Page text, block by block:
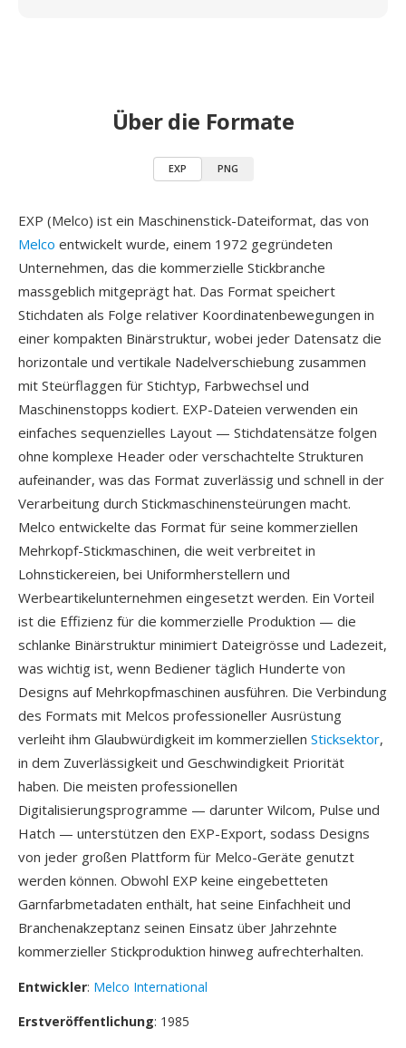
Über die Formate
EXP PNG
EXP (Melco) ist ein Maschinenstick-Dateiformat, das von
Melco entwickelt wurde, einem 1972 gegründeten
Unternehmen, das die kommerzielle Stickbranche
massgeblich mitgeprägt hat. Das Format speichert
Stichdaten als Folge relativer Koordinatenbewegungen in
einer kompakten Binärstruktur, wobei jeder Datensatz die
horizontale und vertikale Nadelverschiebung zusammen
mit Steürflaggen für Stichtyp, Farbwechsel und
Maschinenstopps kodiert. EXP-Dateien verwenden ein
einfaches sequenzielles Layout — Stichdatensätze folgen
ohne komplexe Header oder verschachtelte Strukturen
aufeinander, was das Format zuverlässig und schnell in der
Verarbeitung durch Stickmaschinensteürungen macht.
Melco entwickelte das Format für seine kommerziellen
Mehrkopf-Stickmaschinen, die weit verbreitet in
Lohnstickereien, bei Uniformherstellern und
Werbeartikelunternehmen eingesetzt werden. Ein Vorteil
ist die Effizienz für die kommerzielle Produktion — die
schlanke Binärstruktur minimiert Dateigrösse und Ladezeit,
was wichtig ist, wenn Bediener täglich Hunderte von
Designs auf Mehrkopfmaschinen ausführen. Die Verbindung
des Formats mit Melcos professioneller Ausrüstung
verleiht ihm Glaubwürdigkeit im kommerziellen Sticksektor,
in dem Zuverlässigkeit und Geschwindigkeit Priorität
haben. Die meisten professionellen
Digitalisierungsprogramme — darunter Wilcom, Pulse und
Hatch — unterstützen den EXP-Export, sodass Designs
von jeder großen Plattform für Melco-Geräte genutzt
werden können. Obwohl EXP keine eingebetteten
Garnfarbmetadaten enthält, hat seine Einfachheit und
Branchenakzeptanz seinen Einsatz über Jahrzehnte
kommerzieller Stickproduktion hinweg aufrechterhalten.
Entwickler: Melco International
Erstveröffentlichung: 1985